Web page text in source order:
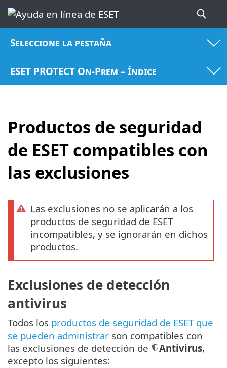
Seleccione la pestaña
ESET PROTECT On-Prem – Índice
Productos de seguridad
de ESET compatibles con
las exclusiones
Las exclusiones no se aplicarán a los
productos de seguridad de ESET
incompatibles, y se ignorarán en dichos
productos.
Exclusiones de detección
antivirus
Todos los productos de seguridad de ESET que
se pueden administrar son compatibles con
las exclusiones de detección de
Antivirus,
excepto los siguientes: